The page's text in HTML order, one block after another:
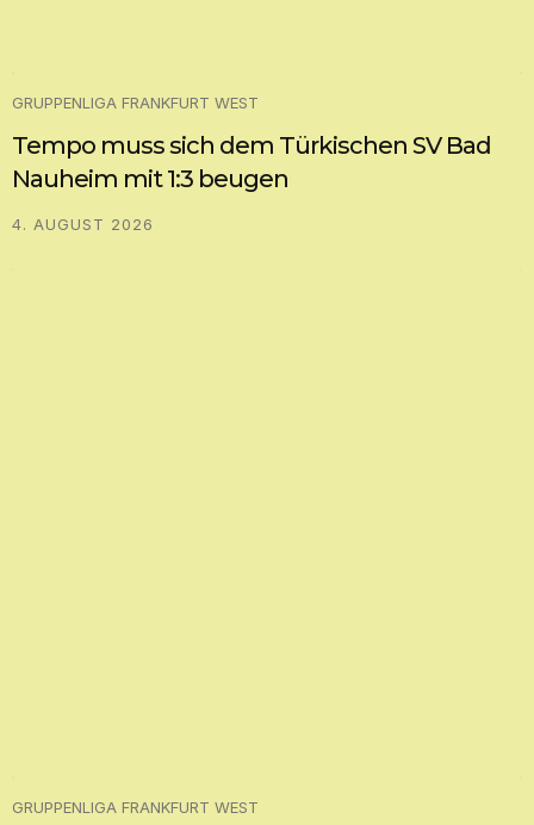
GRUPPENLIGA FRANKFURT WEST
Tempo muss sich dem Türkischen SV Bad
Nauheim mit 1:3 beugen
4. AUGUST 2026
GRUPPENLIGA FRANKFURT WEST